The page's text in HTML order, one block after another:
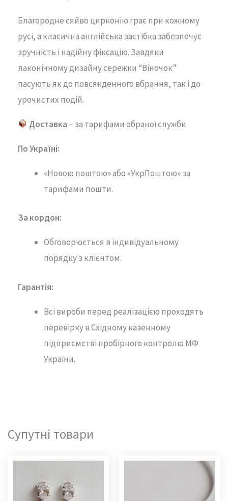
Благороднесяйво цирконію грає при кожному
русі,а класичнаанглійська застібка забезпечує
зручність і надійнуфіксацію. Завдяки
лаконічномудизайнусережки “Віночок”
пасуютьякдо повсякденного вбрання, такідо
урочистих подій.
Доставка – за тарифами обраної служби.
По Україні:
«Новою поштою» або «УкрПоштою» за
тарифами пошти.
За кордон:
Обговорюється в індивідуальному
порядку з клієнтом.
Гарантія:
Всі вироби перед реалізацією проходять
перевірку в Східному казенному
підприємстві пробірного контролю МФ
України.
Супутні товари